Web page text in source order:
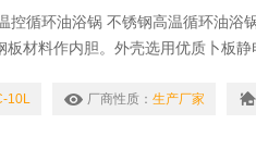
控循环油浴锅 不锈钢高温循环油浴
板材料作内胆。外壳选用优质卜板
不论是数显还是表显，均增加了控温
10L 厂商性质： 生产厂家